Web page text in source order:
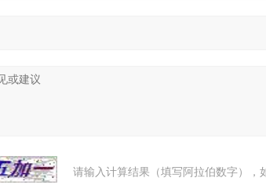
请输入计算结果（填写阿拉伯数字），